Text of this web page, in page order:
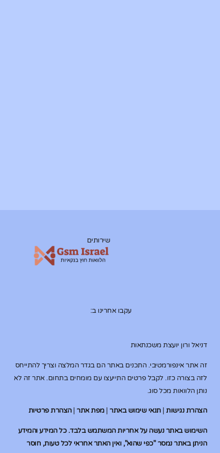
דניאל ורון יועצת משכנתאות
זה אתר אינפורמטיבי. התכנים באתר הם בגדר המלצה וצריך להתייחס
לזה בצורה כזו. לקבל פרטים התייעצו עם מומחים בתחום. אתר זה לא
נותן הלוואות מכל סוג.
הצהרת נגישות|תנאי שימוש באתר|מפת אתר|הצהרת פרטיות
השימוש באתר נעשה על אחריות המשתמש בלבד. כל המידע והמידע
הניתן באתר נמסר "כפי שהוא", ואין האתר אחראי לכל טעות, חוסר
שירותים
עקבו אחרינו ב: